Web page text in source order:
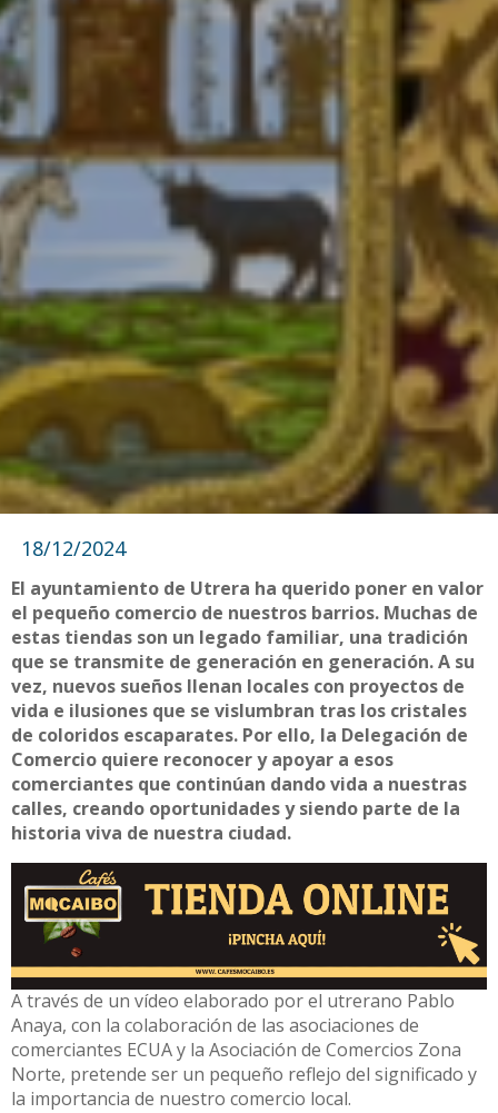
18/12/2024
El ayuntamiento de Utrera ha querido poner en valor
el pequeño comercio de nuestros barrios. Muchas de
estas tiendas son un legado familiar, una tradición
que se transmite de generación en generación. A su
vez, nuevos sueños llenan locales con proyectos de
vida e ilusiones que se vislumbran tras los cristales
de coloridos escaparates. Por ello, la Delegación de
Comercio quiere reconocer y apoyar a esos
comerciantes que continúan dando vida a nuestras
calles, creando oportunidades y siendo parte de la
historia viva de nuestra ciudad.
A través de un vídeo elaborado por el utrerano Pablo
Anaya, con la colaboración de las asociaciones de
comerciantes ECUA y la Asociación de Comercios Zona
Norte, pretende ser un pequeño reflejo del significado y
la importancia de nuestro comercio local.